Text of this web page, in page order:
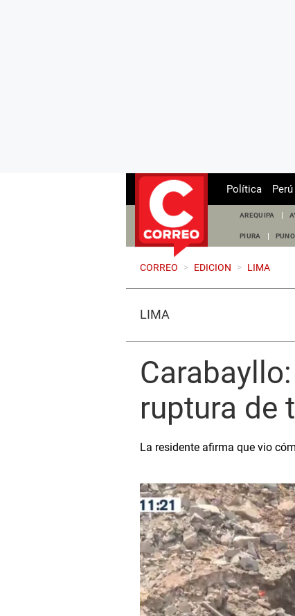
Política Perú
AREQUIPA
PIURA PUNO
CORREO > EDICION > LIMA
LIMA
ruptura de
La residente afirma que vio